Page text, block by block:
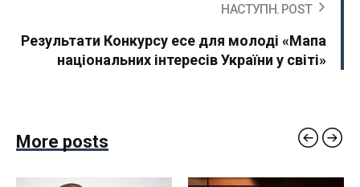
НАСТУПН. POST
Результати Конкурсу есе для молоді «Мапа
національних інтересів України у світі»
More posts